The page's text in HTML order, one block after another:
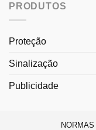
PRODUTOS
Proteção
Sinalização
Publicidade
NORMAS